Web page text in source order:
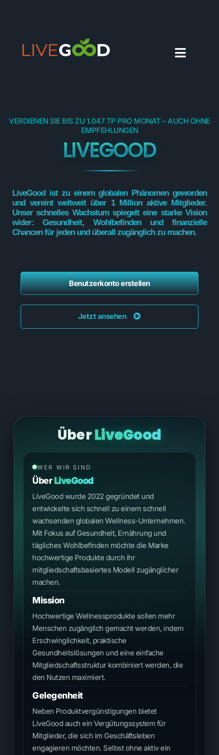
VERDIENEN SIE BIS ZU 1.047 TP PRO MONAT – AUCH OHNE
EMPFEHLUNGEN
LIVEGOOD
LiveGood ist zu einem globalen Phänomen geworden
und vereint weltweit über 1 Million aktive Mitglieder.
Unser schnelles Wachstum spiegelt eine starke Vision
wider: Gesundheit, Wohlbefinden und finanzielle
Chancen für jeden und überall zugänglich zu machen.
Benutzerkonto erstellen
Jetzt ansehen
ÜberLiveGood
WER WIR SIND
ÜberLiveGood
LiveGood wurde 2022 gegründet und
entwickelte sich schnell zu einem schnell
wachsenden globalen Wellness-Unternehmen.
Mit Fokus auf Gesundheit, Ernährung und
tägliches Wohlbefinden möchte die Marke
hochwertige Produkte durch ihr
mitgliedschaftsbasiertes Modell zugänglicher
machen.
Mission
Hochwertige Wellnessprodukte sollen mehr
Menschen zugänglich gemacht werden, indem
Erschwinglichkeit, praktische
Gesundheitslösungen und eine einfache
Mitgliedschaftsstruktur kombiniert werden, die
den Nutzen maximiert.
Gelegenheit
Neben Produktvergünstigungen bietet
LiveGood auch ein Vergütungssystem für
Mitglieder, die sich im Geschäftsleben
engagieren möchten. Selbst ohne aktiv ein